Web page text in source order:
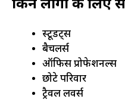
किन लोगों के लिए
स्टूडेंट्स
बैचलर्स
ऑफिस प्रोफेशनल्स
छोटे परिवार
ट्रैवल लवर्स